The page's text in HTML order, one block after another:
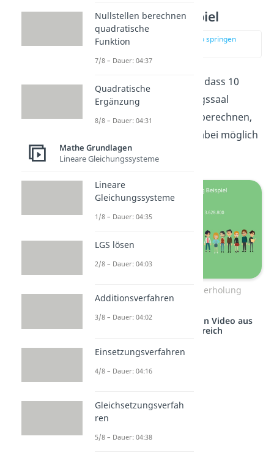
Permutation Beispiel
zur Stelle im Video springen
Ein Beispiel hierfür wäre, dass 10
Studenten den Vorlesungssaal
verlassen. Nun sollst du berechnen,
wie viele Reihenfolgen dabei möglich
sind.
Permutation ohne Wiederholung
Studyflix vernetzt: Hier ein Video aus
einem anderen Bereich
Nullstellen berechnen
quadratische
Funktion
7/8 – Dauer: 04:37
Quadratische
Ergänzung
8/8 – Dauer: 04:31
Mathe Grundlagen
Lineare Gleichungssysteme
Lineare
Gleichungssysteme
1/8 – Dauer: 04:35
LGS lösen
2/8 – Dauer: 04:03
Additionsverfahren
3/8 – Dauer: 04:02
Einsetzungsverfahren
4/8 – Dauer: 04:16
Gleichsetzungsverfah
ren
5/8 – Dauer: 04:38